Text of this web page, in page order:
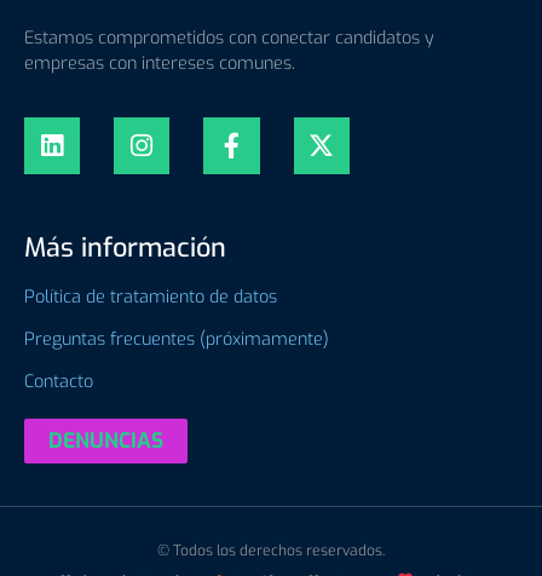
Estamos comprometidos con conectar candidatos y
empresas con intereses comunes.
Más información
Política de tratamiento de datos
Preguntas frecuentes (próximamente)
Contacto
DENUNCIAS
© Todos los derechos reservados.